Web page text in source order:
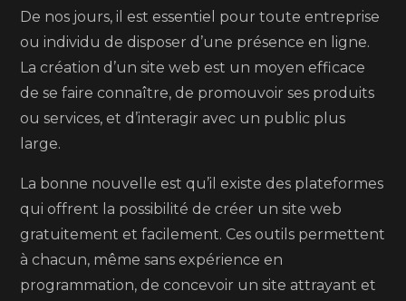
Gratuit:
Lancez
Sans
Frais!
De nos jours, il est essentiel pour toute entreprise
ou individu de disposer d’une présence en ligne.
La création d’un site web est un moyen efficace
de se faire connaître, de promouvoir ses produits
ou services, et d’interagir avec un public plus
large.
La bonne nouvelle est qu’il existe des plateformes
qui offrent la possibilité de créer un site web
gratuitement et facilement. Ces outils permettent
à chacun, même sans expérience en
programmation, de concevoir un site attrayant et